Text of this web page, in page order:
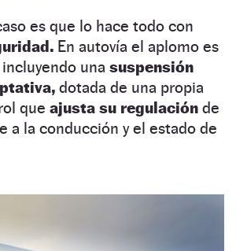
es que lo hace todo con
En autovía el aplomo es
una suspensión
dotada de una propia
que ajusta su regulación de
a la conducción y el estado de